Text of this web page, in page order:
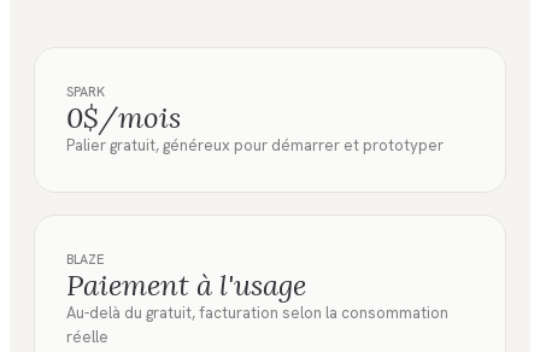
SPARK
0$/mois
Palier gratuit, généreux pour démarrer et prototyper
BLAZE
Paiement à l'usage
Au-delà du gratuit, facturation selon la consommation
réelle